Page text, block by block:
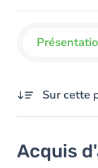
Sur cette
Objectifs
Acquis